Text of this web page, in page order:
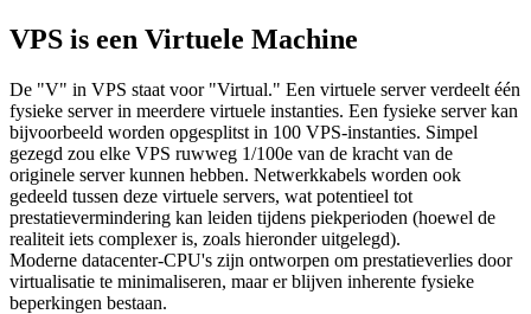
VPS is een Virtuele Machine
De "V" in VPS staat voor "Virtual." Een virtuele server verdeelt één
fysieke server in meerdere virtuele instanties. Een fysieke server kan
bijvoorbeeld worden opgesplitst in 100 VPS-instanties. Simpel
gezegd zou elke VPS ruwweg 1/100e van de kracht van de
originele server kunnen hebben. Netwerkkabels worden ook
gedeeld tussen deze virtuele servers, wat potentieel tot
prestatievermindering kan leiden tijdens piekperioden (hoewel de
realiteit iets complexer is, zoals hieronder uitgelegd).
Moderne datacenter-CPU's zijn ontworpen om prestatieverlies door
virtualisatie te minimaliseren, maar er blijven inherente fysieke
beperkingen bestaan.